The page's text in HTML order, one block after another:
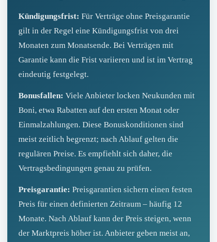
Kündigungsfrist: Für Verträge ohne Preisgarantie
gilt in der Regel eine Kündigungsfrist von drei
Monaten zum Monatsende. Bei Verträgen mit
Garantie kann die Frist variieren und ist im Vertrag
eindeutig festgelegt.
Bonusfallen: Viele Anbieter locken Neukunden mit
Boni, etwa Rabatten auf den ersten Monat oder
Einmalzahlungen. Diese Bonuskonditionen sind
meist zeitlich begrenzt; nach Ablauf gelten die
regulären Preise. Es empfiehlt sich daher, die
Vertragsbedingungen genau zu prüfen.
Preisgarantie: Preisgarantien sichern einen festen
Preis für einen definierten Zeitraum – häufig 12
Monate. Nach Ablauf kann der Preis steigen, wenn
der Marktpreis höher ist. Anbieter geben meist an,